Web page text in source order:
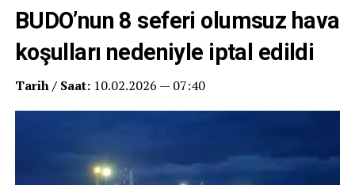
BUDO’nun 8 seferi olumsuz hava
koşulları nedeniyle iptal edildi
Tarih / Saat:10.02.2026 — 07:40